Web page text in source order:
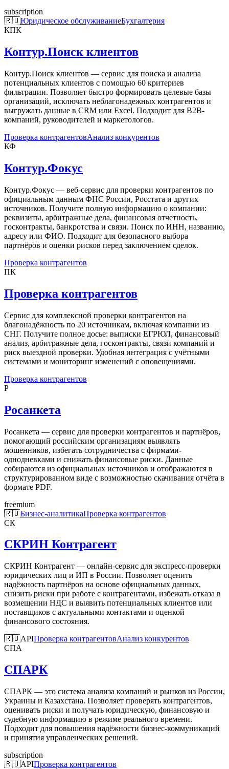
subscription
🇷🇺Юридическое обслуживаниеБухгалтерия
КПК
Контур.Поиск клиентов
Контур.Поиск клиентов — сервис для поиска и анализа
потенциальных клиентов с помощью 60 критериев
фильтрации. Позволяет быстро формировать целевые базы
организаций, исключать неблагонадежных контрагентов и
выгружать данные в CRM или Excel. Подходит для B2B-
компаний, руководителей и маркетологов.
Проверка контрагентовАнализ конкурентов
КФ
Контур.Фокус
Контур.Фокус — веб-сервис для проверки контрагентов по
официальным данным ФНС России, Росстата и других
источников. Получите полную информацию о компании:
реквизиты, арбитражные дела, финансовая отчетность,
госконтракты, банкротства и связи. Поиск по ИНН, названию,
адресу или ФИО. Подходит для безопасного выбора
партнёров и оценки рисков перед заключением сделок.
Проверка контрагентов
ПК
Проверка контрагентов
Сервис для комплексной проверки контрагентов на
благонадёжность по 20 источникам, включая компании из
СНГ. Получите полное досье: выписки ЕГРЮЛ, финансовый
анализ, арбитражные дела, госконтракты, связи компаний и
риск выездной проверки. Удобная интеграция с учётными
системами и мониторинг изменений с оповещениями.
Проверка контрагентов
Р
Росанкета
Росанкета — сервис для проверки контрагентов и партнёров,
помогающий российским организациям выявлять
мошенников, избегать сотрудничества с фирмами-
однодневками и снижать финансовые риски. Данные
собираются из официальных источников и отображаются в
структурированном виде с возможностью скачивания отчёта в
формате PDF.
freemium
🇷🇺Бизнес-аналитикаПроверка контрагентов
СК
СКРИН Контрагент
СКРИН Контрагент — онлайн-сервис для экспресс-проверки
юридических лиц и ИП в России. Позволяет оценить
надёжность партнёров на основе официальных данных,
снизить риски при работе с контрагентами, избежать отказа в
возмещении НДС и выявить потенциальных клиентов или
поставщиков с актуальными контактами и оценкой
финансового состояния.
🇷🇺APIПроверка контрагентовАнализ конкурентов
СПА
СПАРК
СПАРК — это система анализа компаний и рынков из России,
Украины и Казахстана. Позволяет проверять контрагентов,
оценивать риски и получать юридическую, финансовую и
судебную информацию в режиме реального времени.
Подходит для повышения надёжности бизнес-коммуникаций
и принятия управленческих решений.
subscription
🇷🇺APIПроверка контрагентов